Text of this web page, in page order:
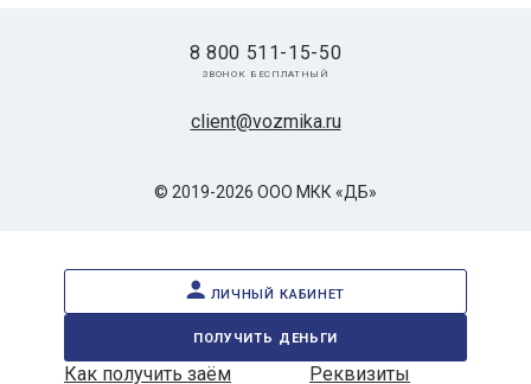
© 2019-2026 ООО МКК «ДБ»
client@vozmika.ru
8 800 511-15-50
звонок бесплатный
личный кабинет
получить деньги
Как получить заём
Реквизиты